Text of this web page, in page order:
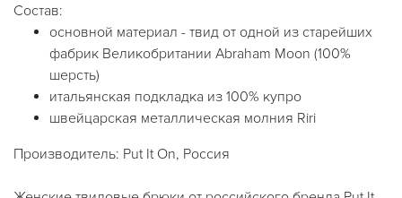
Состав:
основной материал - твид от одной из старейших
фабрик Великобритании Abraham Moon (100%
шерсть)
итальянская подкладка из 100% купро
швейцарская металлическая молния Riri
Производитель: Put It On, Россия